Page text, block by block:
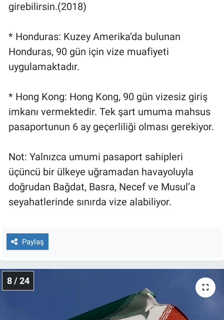
girebilirsin.(2018)
* Honduras: Kuzey Amerika’da bulunan
Honduras, 90 gün için vize muafiyeti
uygulamaktadır.
* Hong Kong: Hong Kong, 90 gün vizesiz giriş
imkanı vermektedir. Tek şart umuma mahsus
pasaportunun 6 ay geçerliliği olması gerekiyor.
Not: Yalnızca umumi pasaport sahipleri
üçüncü bir ülkeye uğramadan havayoluyla
doğrudan Bağdat, Basra, Necef ve Musul’a
seyahatlerinde sınırda vize alabiliyor.
Paylaş
8 / 24